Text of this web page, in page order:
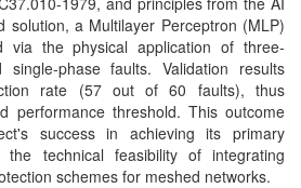
solution, a Multilayer Perceptron (MLP)
via the physical application of three-
phase faults. Validation results
rate (57 out of 60 faults), thus
performance threshold. This outcome
success in achieving its primary
the technical feasibility of integrating
schemes for meshed networks.